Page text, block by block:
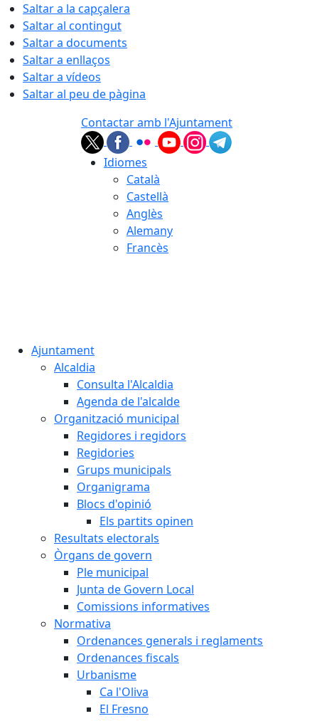
Saltar a la capçalera
Saltar al contingut
Saltar a documents
Saltar a enllaços
Saltar a vídeos
Saltar al peu de pàgina
Contactar amb l'Ajuntament
Idiomes
Català
Castellà
Anglès
Alemany
Francès
Ajuntament
Alcaldia
Consulta l'Alcaldia
Agenda de l'alcalde
Organització municipal
Regidores i regidors
Regidories
Grups municipals
Organigrama
Blocs d'opinió
Els partits opinen
Resultats electorals
Òrgans de govern
Ple municipal
Junta de Govern Local
Comissions informatives
Normativa
Ordenances generals i reglaments
Ordenances fiscals
Urbanisme
Ca l'Oliva
El Fresno